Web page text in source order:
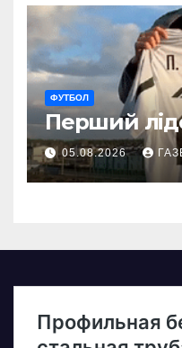
ФУТБОЛ
Перший
05.08.2026